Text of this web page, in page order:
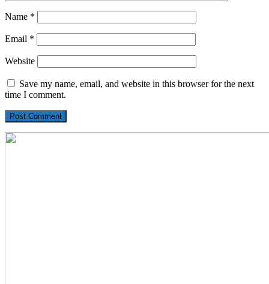
Name *
Email *
Website
Save my name, email, and website in this browser for the next
time I comment.